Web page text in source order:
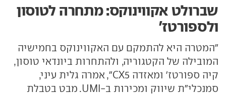
שברולט אקווינוקס: מתחרה לטוסון
ולספורטז'
"המטרה היא להתמקם עם האקווינוקס בחמישיה
המובילה של הקטגוריה, ולהתחרות ביונדאי טוסון,
קיה ספורטז' ומאזדה CX5", אמרה גלית עיני,
סמנכלי"ת שיווק ומכירות ב-UMI. מבט בטבלת